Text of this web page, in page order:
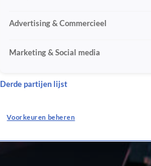
Advertising & Commercieel
Marketing & Social media
Derde partijen lijst
Voorkeuren beheren